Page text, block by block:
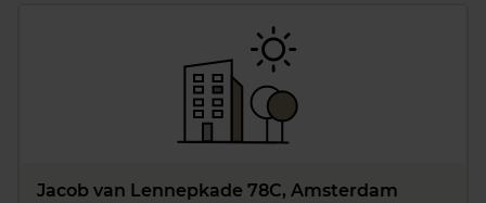
Jacob van Lennepkade 78C, Amsterdam